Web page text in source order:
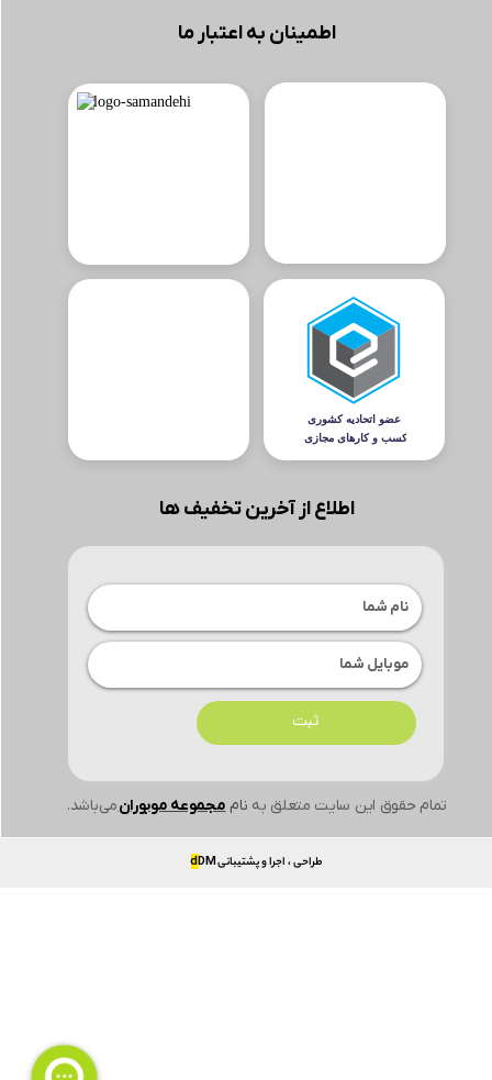
تمام حقوق این سایت متعلق به ناممجموعه موبورانمی‌باشد.
اطمینان به اعتبار ما
اطلاع از آخرین تخفیف ها
ثبت
طراحی ، اجرا و پشتیبانی dDM